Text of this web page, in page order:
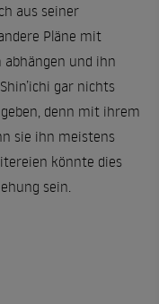
aus seiner
Pläne mit
abhängen und ihn
gar nichts
denn mit ihrem
sie ihn meistens
könnte dies
sein.